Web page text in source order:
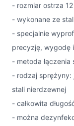
- rozmiar ostrza
- wykonane ze
- specjalnie
precyzję, wygodę
- metoda
- rodzaj sprężyny:
stali nierdzewnej
- całkowita
- można